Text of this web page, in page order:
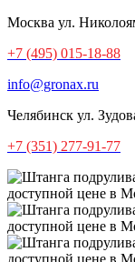
Москва ул.
+7 (495) 015-18-88
info@gronax.ru
Челябинск ул.
+7 (351) 277-91-77